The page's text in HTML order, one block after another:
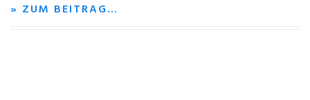
» ZUM BEITRAG…